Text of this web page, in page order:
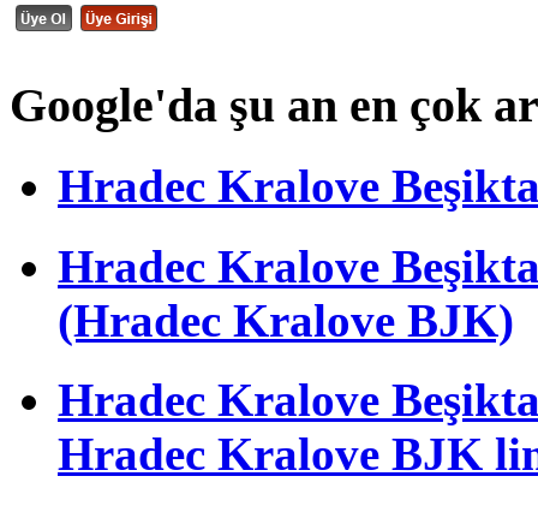
Google'da şu an en çok
Hradec Kralove
Hradec Kralove
(Hradec Kralove BJK)
Hradec Kralove
Hradec Kralove BJK